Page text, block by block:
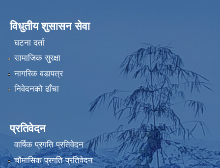
विधुतीय शुसासन सेवा
घटना दर्ता
सामाजिक सुरक्षा
नागरिक वडापत्र
निवेदनको ढाँचा
प्रतिवेदन
वार्षिक प्रगति प्रतिवेदन
चौमासिक प्रगति प्रतिवेदन